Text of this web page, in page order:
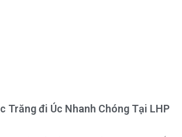
Trăng đi Úc Nhanh Chóng Tại LHP